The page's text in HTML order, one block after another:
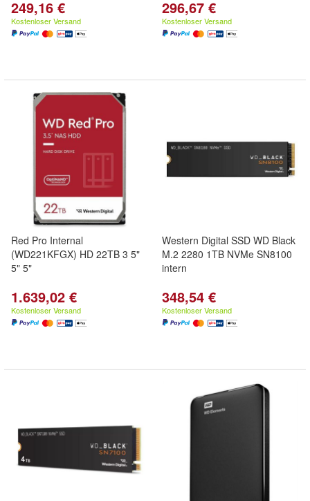
249,16 €
Kostenloser Versand
296,67 €
Kostenloser Versand
Red Pro Internal
(WD221KFGX) HD 22TB 3 5"
5" 5"
1.639,02 €
Kostenloser Versand
Western Digital SSD WD Black
M.2 2280 1TB NVMe SN8100
intern
348,54 €
Kostenloser Versand